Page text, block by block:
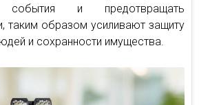
события и предотвращать
таким образом усиливают защиту
и сохранности имущества.